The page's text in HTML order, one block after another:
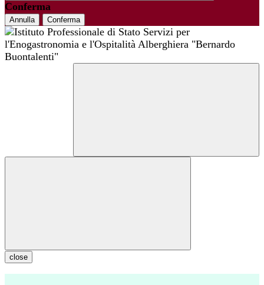
Conferma
Annulla Conferma
close